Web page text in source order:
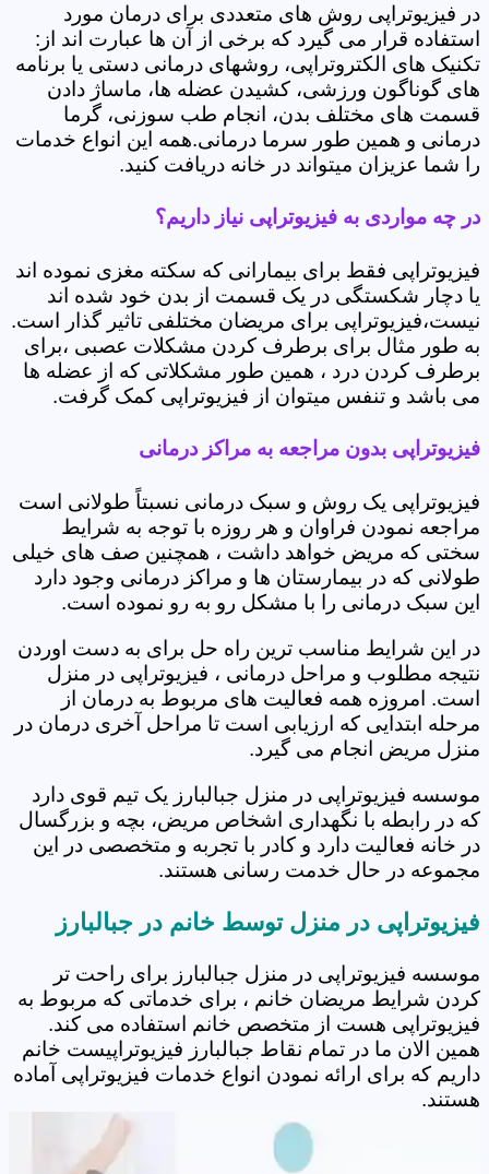
در فیزیوتراپی روش های متعددی برای درمان مورد
استفاده قرار می گیرد که برخی از آن ها عبارت اند از:
تکنیک های الکتروتراپی، روشهای درمانی دستی یا برنامه
های گوناگون ورزشی، کشیدن عضله ها، ماساژ دادن
قسمت های مختلف بدن، انجام طب سوزنی، گرما
درمانی و همین طور سرما درمانی.همه این انواع خدمات
را شما عزیزان میتواند در خانه دریافت کنید.
در چه مواردی به فیزیوتراپی نیاز داریم؟
فیزیوتراپی فقط برای بیمارانی که سکته مغزی نموده اند
یا دچار شکستگی در یک قسمت از بدن خود شده اند
نیست،فیزیوتراپی برای مریضان مختلفی تاثیر گذار است.
به طور مثال برای برطرف کردن مشکلات عصبی ،برای
برطرف کردن درد ، همین طور مشکلاتی که از عضله ها
می باشد و تنفس میتوان از فیزیوتراپی کمک گرفت.
فیزیوتراپی بدون مراجعه به مراکز درمانی
فیزیوتراپی یک روش و سبک درمانی نسبتاً طولانی است
مراجعه نمودن فراوان و هر روزه با توجه به شرایط
سختی که مریض خواهد داشت ، همچنین صف های خیلی
طولانی که در بیمارستان ها و مراکز درمانی وجود دارد
این سبک درمانی را با مشکل رو به رو نموده است.
در این شرایط مناسب ترین راه حل برای به دست اوردن
نتیجه مطلوب و مراحل درمانی ، فیزیوتراپی در منزل
است. امروزه همه فعالیت های مربوط به درمان از
مرحله ابتدایی که ارزیابی است تا مراحل آخری درمان در
منزل مریض انجام می گیرد.
موسسه فیزیوتراپی در منزل جبالبارز یک تیم قوی دارد
که در رابطه با نگهداری اشخاص مریض، بچه و بزرگسال
در خانه فعالیت دارد و کادر با تجربه و متخصصی در این
مجموعه در حال خدمت رسانی هستند.
فیزیوتراپی در منزل توسط خانم در جبالبارز
موسسه فیزیوتراپی در منزل جبالبارز برای راحت تر
کردن شرایط مریضان خانم ، برای خدماتی که مربوط به
فیزیوتراپی هست از متخصص خانم استفاده می کند.
همین الان ما در تمام نقاط جبالبارز فیزیوتراپیست خانم
داریم که برای ارائه نمودن انواع خدمات فیزیوتراپی آماده
هستند.